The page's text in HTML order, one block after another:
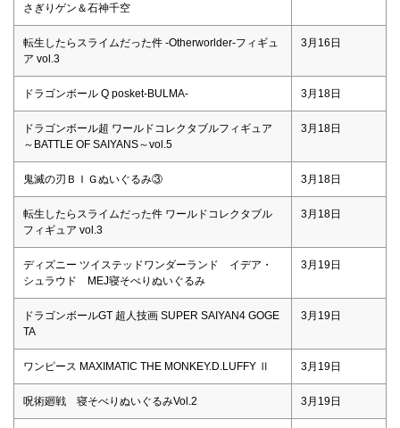
さぎりゲン＆石神千空
転生したらスライムだった件 -Otherworlder-フィギュ
ア vol.3
3月16日
ドラゴンボール Q posket-BULMA- 3月18日
ドラゴンボール超 ワールドコレクタブルフィギュア
～BATTLE OF SAIYANS～vol.5
3月18日
鬼滅の刃ＢＩＧぬいぐるみ③ 3月18日
転生したらスライムだった件 ワールドコレクタブル
フィギュア vol.3
3月18日
ディズニー ツイステッドワンダーランド イデア・
シュラウド MEJ寝そべりぬいぐるみ
3月19日
ドラゴンボールGT 超人技画 SUPER SAIYAN4 GOGE
TA
3月19日
ワンピース MAXIMATIC THE MONKEY.D.LUFFY Ⅱ 3月19日
呪術廻戦 寝そべりぬいぐるみVol.2 3月19日